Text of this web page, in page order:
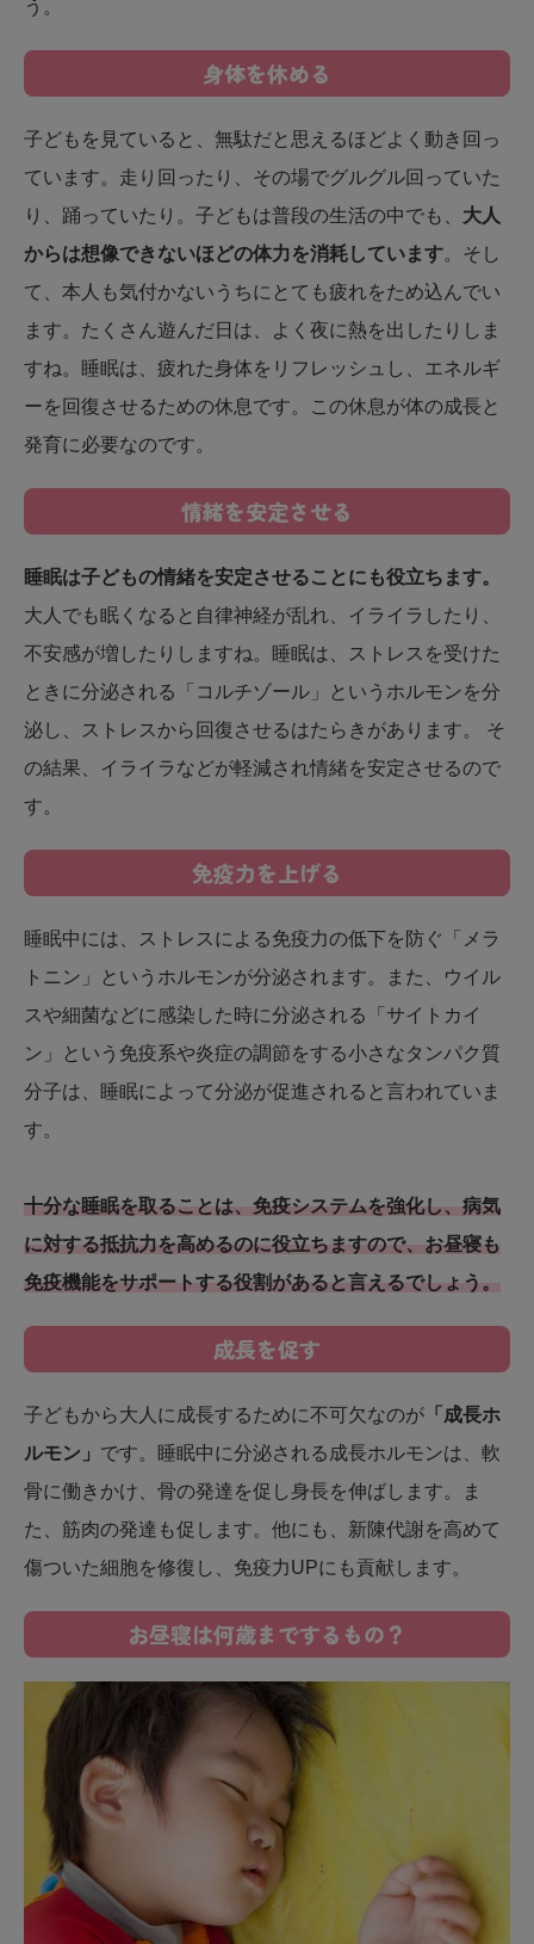
う。
身体を休める
子どもを見ていると、無駄だと思えるほどよく動き回っ
ています。走り回ったり、その場でグルグル回っていた
り、踊っていたり。子どもは普段の生活の中でも、 大人
からは想像できないほどの体力を消耗しています。そし
て、本人も気付かないうちにとても疲れをため込んでい
ます。たくさん遊んだ日は、よく夜に熱を出したりしま
すね。睡眠は、疲れた身体をリフレッシュし、エネルギ
ーを回復させるための休息です。この休息が体の成長と
発育に必要なのです。
情緒を安定させる
睡眠は子どもの情緒を安定させることにも役立ちます。
大人でも眠くなると自律神経が乱れ、イライラしたり、
不安感が増したりしますね。睡眠は、ストレスを受けた
ときに分泌される「コルチゾール」というホルモンを分
泌し、ストレスから回復させるはたらきがあります。 そ
の結果、イライラなどが軽減され情緒を安定させるので
す。
免疫力を上げる
睡眠中には、ストレスによる免疫力の低下を防ぐ「メラ
トニン」というホルモンが分泌されます。また、ウイル
スや細菌などに感染した時に分泌される「サイトカイ
ン」という免疫系や炎症の調節をする小さなタンパク質
分子は、睡眠によって分泌が促進されると言われていま
す。
十分な睡眠を取ることは、免疫システムを強化し、病気
に対する抵抗力を高めるのに役立ちますので、お昼寝も
免疫機能をサポートする役割があると言えるでしょう。
成長を促す
子どもから大人に成長するために不可欠なのが 「成長ホ
ルモン」 です。睡眠中に分泌される成長ホルモンは、軟
骨に働きかけ、骨の発達を促し身長を伸ばします。ま
た、筋肉の発達も促します。他にも、新陳代謝を高めて
傷ついた細胞を修復し、免疫力UPにも貢献します。
お昼寝は何歳までするもの？